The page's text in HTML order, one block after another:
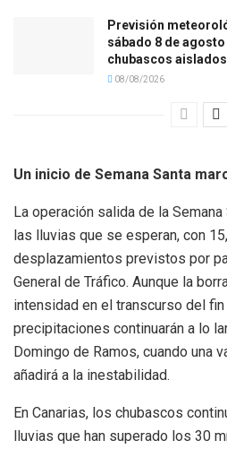
Previsión
sábado 8 de
chubascos aislados
08/08/2026
Un inicio de Semana Santa
La operación salida de la
las lluvias que se esperan, con
desplazamientos previstos por
General de Tráfico. Aunque la
intensidad en el transcurso del
precipitaciones continuarán a lo
Domingo de Ramos, cuando una
añadirá a la inestabilidad.
En Canarias, los chubascos
lluvias que han superado los 30